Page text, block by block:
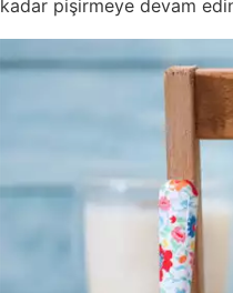
kadar pişirmeye devam